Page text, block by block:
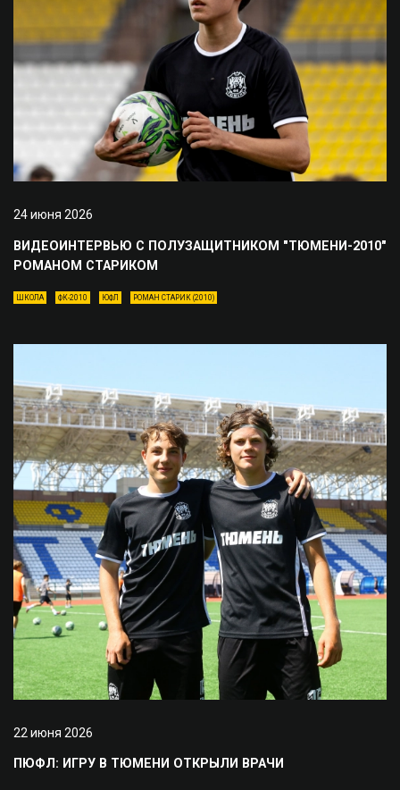
24 июня 2026
ВИДЕОИНТЕРВЬЮ С ПОЛУЗАЩИТНИКОМ "ТЮМЕНИ-2010"
РОМАНОМ СТАРИКОМ
ШКОЛА ФК-2010 ЮФЛ РОМАН СТАРИК (2010)
22 июня 2026
ПЮФЛ: ИГРУ В ТЮМЕНИ ОТКРЫЛИ ВРАЧИ